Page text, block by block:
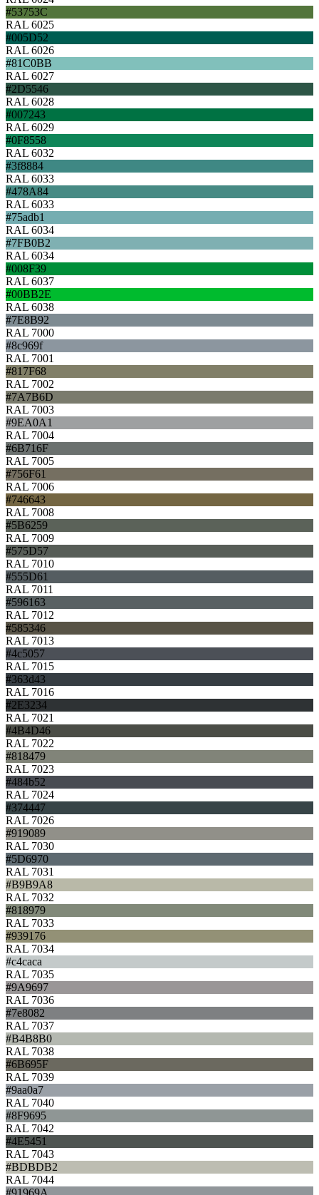
#53753C
RAL 6025
#005D52
RAL 6026
#81C0BB
RAL 6027
#2D5546
RAL 6028
#007243
RAL 6029
#0F8558
RAL 6032
#3f8884
RAL 6033
#478A84
RAL 6033
#75adb1
RAL 6034
#7FB0B2
RAL 6034
#008F39
RAL 6037
#00BB2E
RAL 6038
#7E8B92
RAL 7000
#8c969f
RAL 7001
#817F68
RAL 7002
#7A7B6D
RAL 7003
#9EA0A1
RAL 7004
#6B716F
RAL 7005
#756F61
RAL 7006
#746643
RAL 7008
#5B6259
RAL 7009
#575D57
RAL 7010
#555D61
RAL 7011
#596163
RAL 7012
#585346
RAL 7013
#4c5057
RAL 7015
#363d43
RAL 7016
#2E3234
RAL 7021
#4B4D46
RAL 7022
#818479
RAL 7023
#484b52
RAL 7024
#374447
RAL 7026
#919089
RAL 7030
#5D6970
RAL 7031
#B9B9A8
RAL 7032
#818979
RAL 7033
#939176
RAL 7034
#c4caca
RAL 7035
#9A9697
RAL 7036
#7e8082
RAL 7037
#B4B8B0
RAL 7038
#6B695F
RAL 7039
#9aa0a7
RAL 7040
#8F9695
RAL 7042
#4E5451
RAL 7043
#BDBDB2
RAL 7044
#91969A